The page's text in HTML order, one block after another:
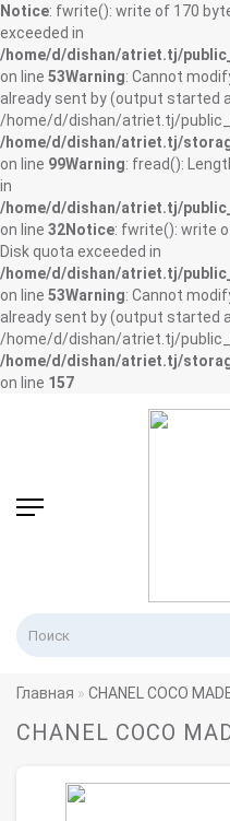
Notice: fwrite(): write of 170
exceeded in
/home/d/dishan/atriet.tj/
on line 53Warning: Cannot
already sent by (output started
/home/d/dishan/atriet.tj/
/home/d/dishan/atriet.tj/
on line 99Warning: fread():
in
/home/d/dishan/atriet.tj/
on line 32Notice: fwrite(): write
Disk quota exceeded in
/home/d/dishan/atriet.tj/
on line 53Warning: Cannot
already sent by (output started
/home/d/dishan/atriet.tj/
/home/d/dishan/atriet.tj/
on line 157
Главная CHANEL COCO
CHANEL COCO